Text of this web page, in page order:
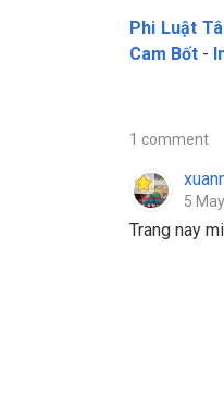
Phi Luật
Cam Bốt -
1 comment
5
Trang nay